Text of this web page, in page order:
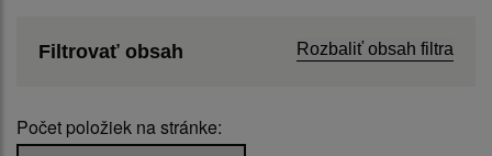
Filtrovať obsah Rozbaliť obsah filtra
Počet položiek na stránke: